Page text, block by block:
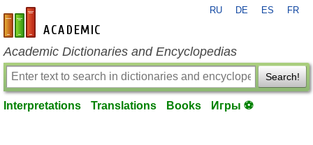
en-academic.com
RU DE ES FR
Academic Dictionaries and Encyclopedias
Search!
Interpretations Translations Books Игры ⚽